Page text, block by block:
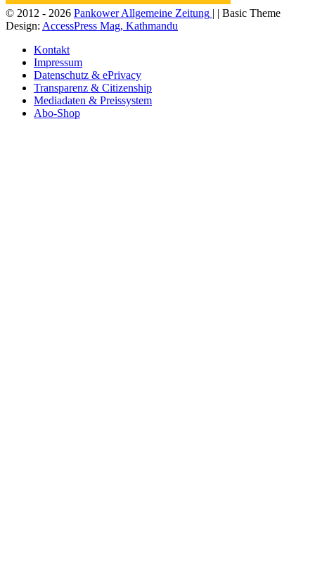
© 2012 - 2026 Pankower Allgemeine Zeitung | | Basic Theme
Design: AccessPress Mag, Kathmandu
Kontakt
Impressum
Datenschutz & ePrivacy
Transparenz & Citizenship
Mediadaten & Preissystem
Abo-Shop